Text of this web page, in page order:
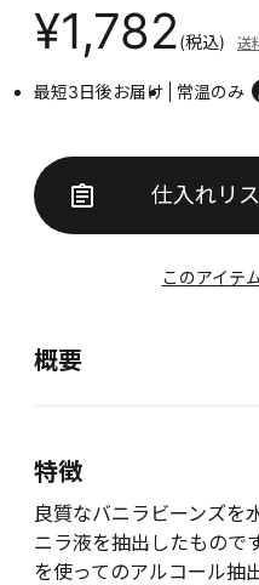
¥1,782(税込) 送
最短3日後お届け 常温のみ
仕入れリ
このアイテ
概要
特徴
良質なバニラビーンズを
ニラ液を抽出したもので
を使ってのアルコール抽